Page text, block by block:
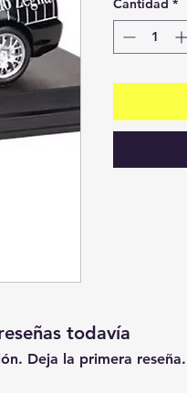
Cantidad *
todavía
Deja la primera reseña.